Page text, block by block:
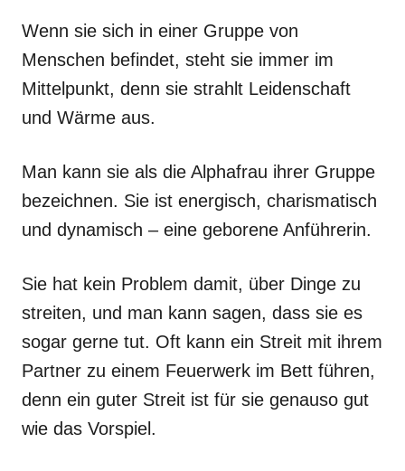
Wenn sie sich in einer Gruppe von
Menschen befindet, steht sie immer im
Mittelpunkt, denn sie strahlt Leidenschaft
und Wärme aus.
Man kann sie als die Alphafrau ihrer Gruppe
bezeichnen. Sie ist energisch, charismatisch
und dynamisch – eine geborene Anführerin.
Sie hat kein Problem damit, über Dinge zu
streiten, und man kann sagen, dass sie es
sogar gerne tut. Oft kann ein Streit mit ihrem
Partner zu einem Feuerwerk im Bett führen,
denn ein guter Streit ist für sie genauso gut
wie das Vorspiel.